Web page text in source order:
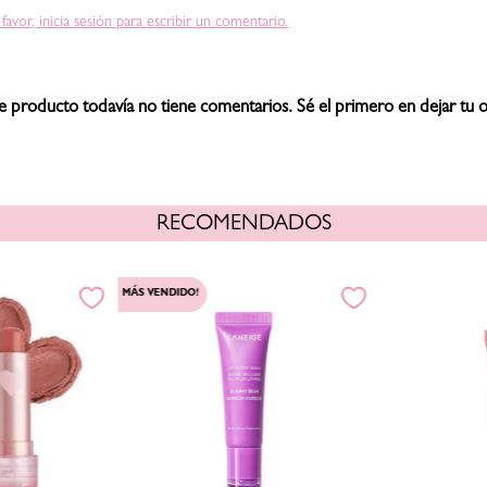
favor, inicia sesión para escribir un comentario.
producto todavía no tiene comentarios. Sé el primero en dejar tu
RECOMENDADOS
MÁS VENDIDO!